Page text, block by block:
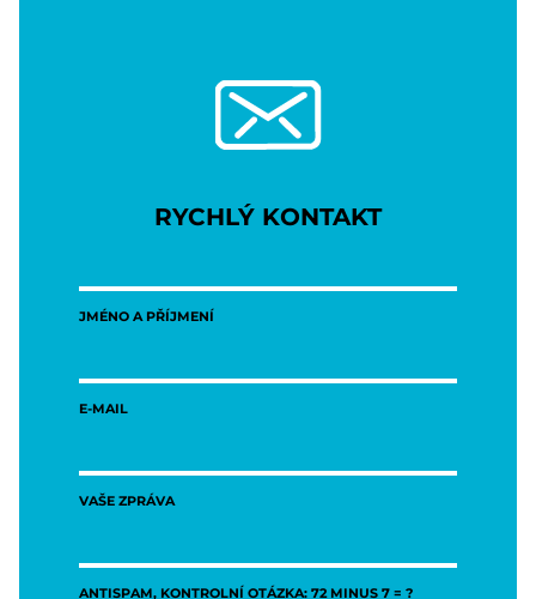
RYCHLÝ KONTAKT
JMÉNO A PŘÍJMENÍ
E-MAIL
VAŠE ZPRÁVA
ANTISPAM, KONTROLNÍ OTÁZKA: 72 MINUS 7 = ?